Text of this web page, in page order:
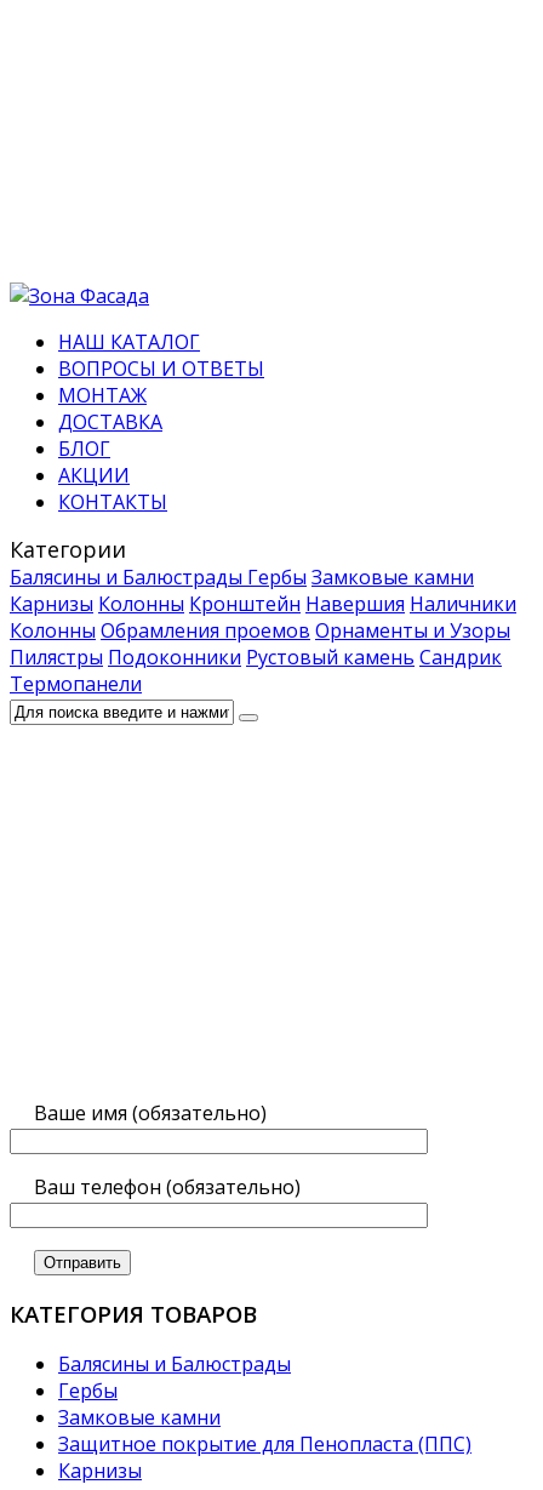
НАШ КАТАЛОГ
ВОПРОСЫ И ОТВЕТЫ
МОНТАЖ
ДОСТАВКА
БЛОГ
АКЦИИ
КОНТАКТЫ
Категории
Балясины и Балюстрады Гербы Замковые камни
Карнизы Колонны Кронштейн Навершия Наличники
Колонны Обрамления проемов Орнаменты и Узоры
Пилястры Подоконники Рустовый камень Сандрик
Термопанели
Ваше имя (обязательно)
Ваш телефон (обязательно)
КАТЕГОРИЯ ТОВАРОВ
Балясины и Балюстрады
Гербы
Замковые камни
Защитное покрытие для Пенопласта (ППС)
Карнизы